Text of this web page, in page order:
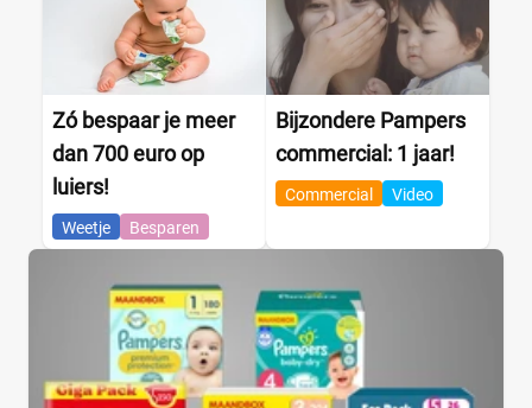
Zó bespaar je meer
dan 700 euro op
luiers!
Weetje Besparen
Bijzondere Pampers
commercial: 1 jaar!
Commercial Video